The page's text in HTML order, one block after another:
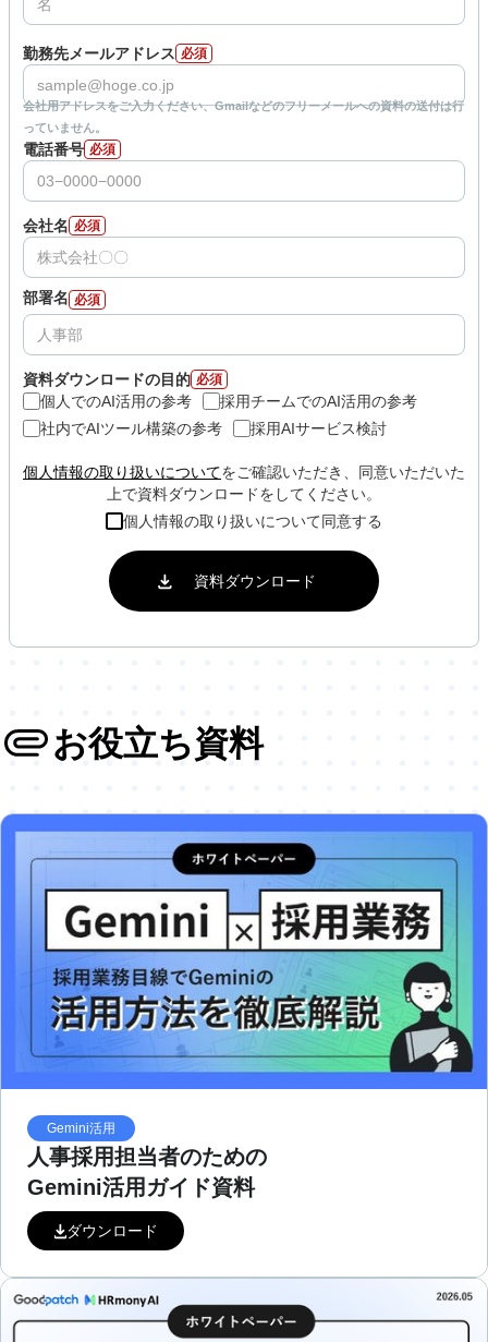
勤務先メールアドレス 必須
会社用アドレスをご入力ください、Gmailなどのフリーメールへの資料の送付は行
っていません。
電話番号 必須
会社名 必須
部署名 必須
資料ダウンロードの目的 必須
個人でのAI活用の参考
採用チームでのAI活用の参考
社内でAIツール構築の参考
採用AIサービス検討
個人情報の取り扱いについてをご確認いただき、同意いただいた
上で資料ダウンロードをしてください。
個人情報の取り扱いについて同意する
お役立ち資料
Gemini活用
人事採用担当者のための
Gemini活用ガイド資料
ダウンロード